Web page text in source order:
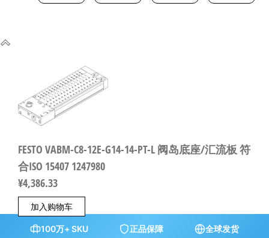
FESTO VABM-C8-12E-G14-14-PT-L 阀岛底座/汇流板 符
合ISO 15407 1247980
¥4,386.33
加入购物车
100万+ SKU 正品保障 全球发货